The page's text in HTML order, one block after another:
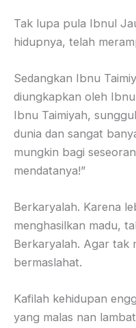
Tak lupa pula Ibnul
hidupnya, telah
Sedangkan Ibnu
diungkapkan oleh
Ibnu Taimiyah,
dunia dan sangat
mungkin bagi
mendatanya!”
Berkaryalah. Karena
menghasilkan madu,
Berkaryalah. Agar tak
bermaslahat.
Kafilah kehidupan
yang malas nan